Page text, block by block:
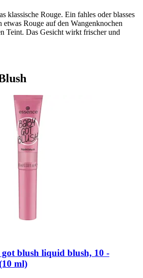
klassische Rouge. Ein fahles oder blasses
etwas Rouge auf den Wangenknochen
Teint. Das Gesicht wirkt frischer und
blush liquid blush, 10 -​
ml)